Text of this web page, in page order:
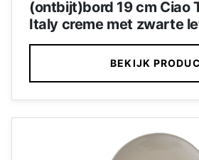
(ontbijt)bord 19 cm Ciao
Italy creme met zwarte
BEKIJK